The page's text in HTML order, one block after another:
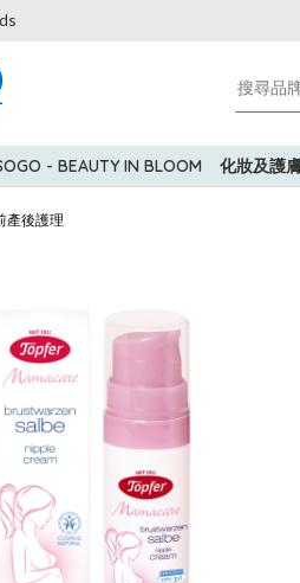
- BEAUTY IN BLOOM 化妝及護
產後護理